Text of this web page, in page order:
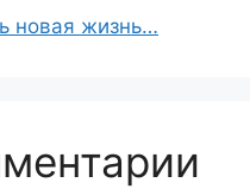
новая жизнь…